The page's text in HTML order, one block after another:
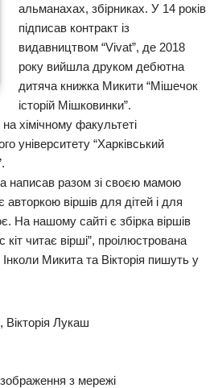
альманахах, збірниках. У 14 років
підписав контракт із
видавництвом “Vivat”, де 2018
року вийшла друком дебютна
дитяча книжка Микити “Мішечок
історій Мішковинки”.
хімічному факультеті
університету “Харківський
написав разом зі своєю мамою
авторкою віршів для дітей і для
На нашому сайті є збірка віршів
читає вірші”, проілюстрована
Інколи Микита та Вікторія пишуть у
Лукаш
з мережі